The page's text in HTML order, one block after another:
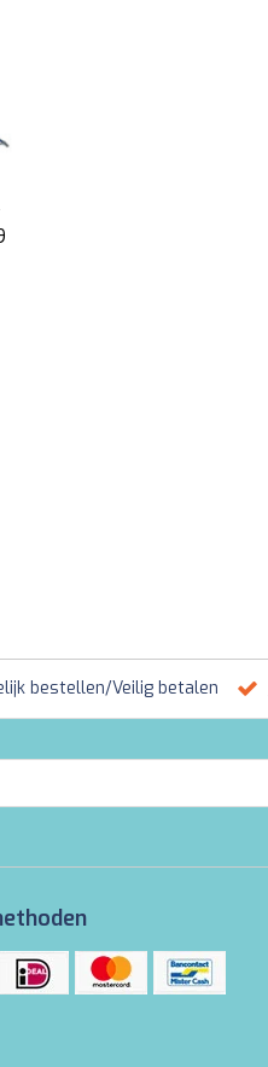
bestellen/Veilig betalen